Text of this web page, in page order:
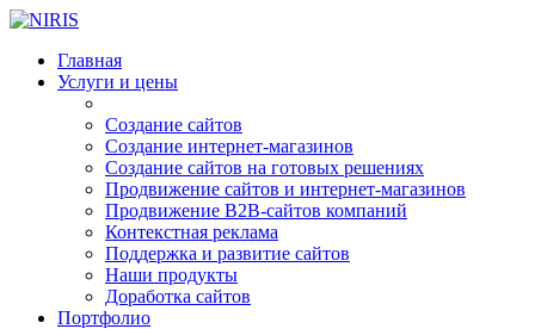
Главная
Услуги и цены
Создание сайтов
Создание интернет-магазинов
Создание сайтов на готовых решениях
Продвижение сайтов и интернет-магазинов
Продвижение B2B-сайтов компаний
Контекстная реклама
Поддержка и развитие сайтов
Наши продукты
Доработка сайтов
Портфолио